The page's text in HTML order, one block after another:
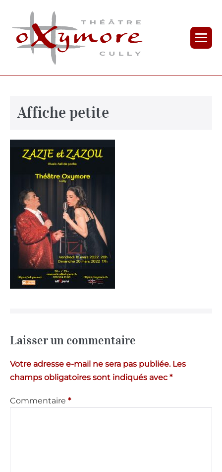
Affiche petite
Laisser un commentaire
Votre adresse e-mail ne sera pas publiée. Les
champs obligatoires sont indiqués avec *
Commentaire *